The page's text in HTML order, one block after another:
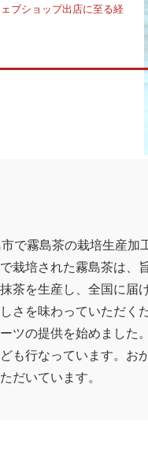
ブショップ出店に至る経
で霧島茶の栽培生産加
栽培された霧島茶は、
茶を生産し、全国に届
さを味わっていただく
ツの提供を始めました。
も行なっています。
だいています。